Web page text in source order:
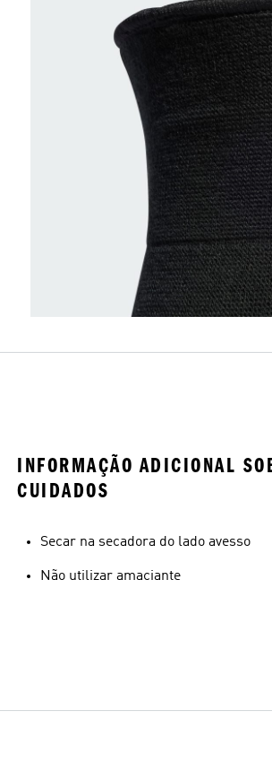
INFORMAÇÃO ADICIONAL
CUIDADOS
Secar na secadora do lado avesso
Não utilizar amaciante